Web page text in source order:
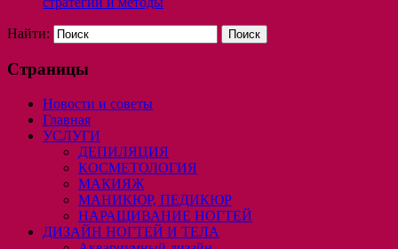
Найти:
Страницы
Новости и советы
Главная
УСЛУГИ
ДЕПИЛЯЦИЯ
КОСМЕТОЛОГИЯ
МАКИЯЖ
МАНИКЮР, ПЕДИКЮР
НАРАЩИВАНИЕ НОГТЕЙ
ДИЗАЙН НОГТЕЙ И ТЕЛА